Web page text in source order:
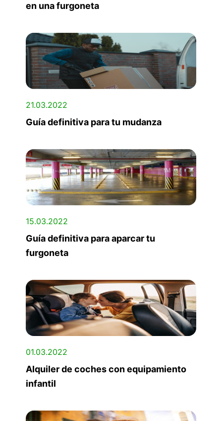
en una furgoneta
21.03.2022
Guía definitiva para tu mudanza
15.03.2022
Guía definitiva para aparcar tu
furgoneta
01.03.2022
Alquiler de coches con equipamiento
infantil